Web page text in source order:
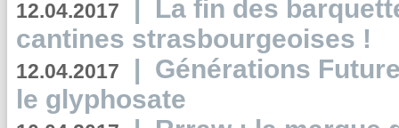
12.04.2017 | La fin des
cantines strasbourgeoises !
12.04.2017 | Générations
le glyphosate